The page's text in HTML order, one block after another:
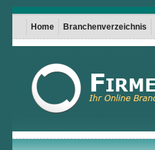
Home Branchenverzeichnis